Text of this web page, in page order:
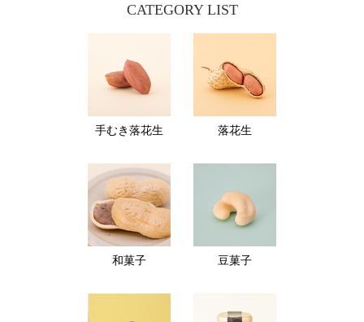
CATEGORY LIST
手むき落花生 落花生
和菓子 豆菓子